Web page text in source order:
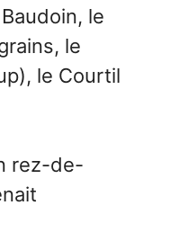
le
le
le Courtil
rez-de-